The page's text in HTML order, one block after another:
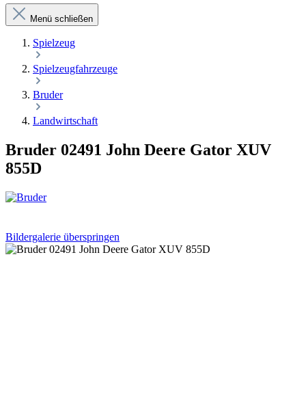
Menü schließen
Spielzeug
Spielzeugfahrzeuge
Bruder
Landwirtschaft
Bruder 02491 John Deere Gator XUV
855D
Bildergalerie überspringen